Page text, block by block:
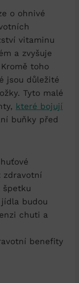
o ohnivé
vitaminu
a zvyšuje
toho
jsou důležité
Tyto malé
které bojují
buňky před
zdravotní
špetku
budou
chuti a